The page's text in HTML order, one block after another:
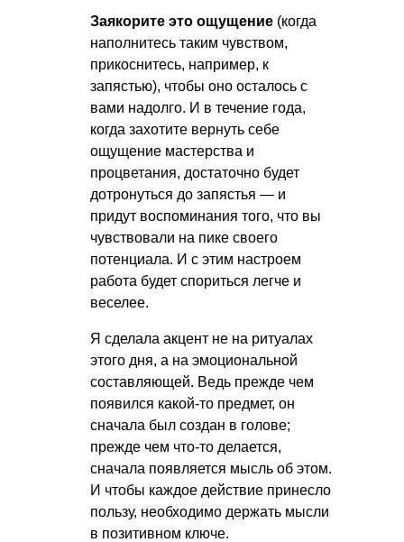
Заякорите это ощущение (когда
наполнитесь таким чувством,
прикоснитесь, например, к
запястью), чтобы оно осталось с
вами надолго. И в течение года,
когда захотите вернуть себе
ощущение мастерства и
процветания, достаточно будет
дотронуться до запястья — и
придут воспоминания того, что вы
чувствовали на пике своего
потенциала. И с этим настроем
работа будет спориться легче и
веселее.
Я сделала акцент не на ритуалах
этого дня, а на эмоциональной
составляющей. Ведь прежде чем
появился какой-то предмет, он
сначала был создан в голове;
прежде чем что-то делается,
сначала появляется мысль об этом.
И чтобы каждое действие принесло
пользу, необходимо держать мысли
в позитивном ключе.